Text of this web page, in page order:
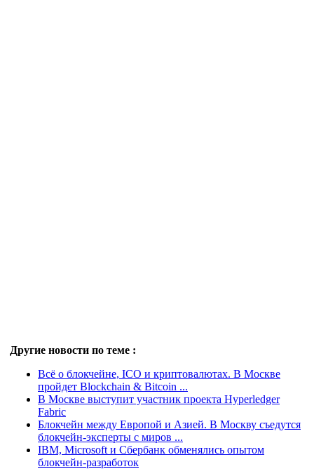
Другие новости по теме :
Всё о блокчейне, ICO и криптовалютах. В Москве
пройдет Blockchain & Bitcoin ...
В Москве выступит участник проекта Hyperledger
Fabric
Блокчейн между Европой и Азией. В Москву съедутся
блокчейн-эксперты с миров ...
IBM, Microsoft и Сбербанк обменялись опытом
блокчейн-разработок